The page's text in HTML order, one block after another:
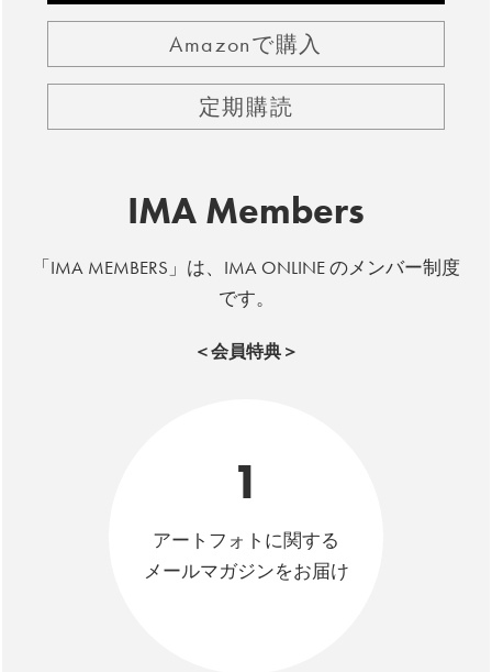
Amazonで購入
定期購読
IMA Members
「IMA MEMBERS」は、IMA ONLINE のメンバー制度
です。
＜会員特典＞
1
アートフォトに関する
メールマガジンをお届け